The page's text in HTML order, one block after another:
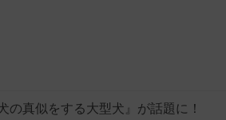
の真似をする大型犬』が話題に！